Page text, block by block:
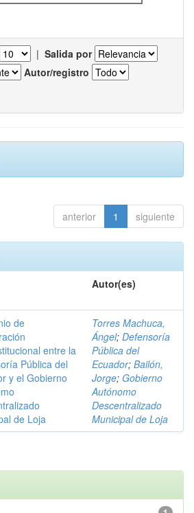
| Salida por
Autor/registro
anterior 1 siguiente
Autor(es)
de
entre la
Pública del
y el Gobierno
de Loja
Torres Machuca,
Ángel; Defensoría
Pública del
Ecuador; Bailón,
Jorge; Gobierno
Autónomo
Descentralizado
Municipal de Loja